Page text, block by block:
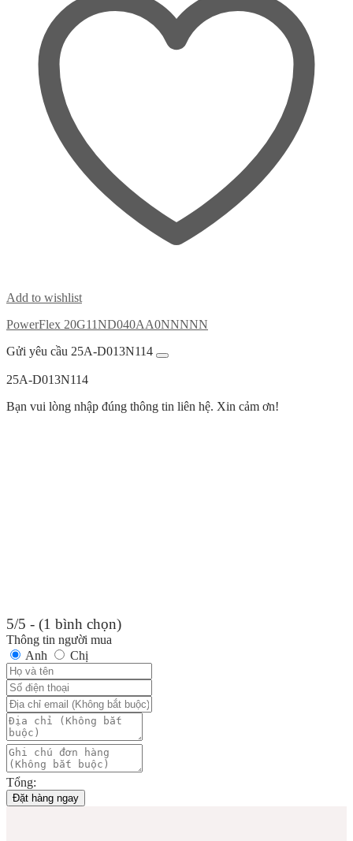
Add to wishlist
PowerFlex 20G11ND040AA0NNNNN
Gửi yêu cầu 25A-D013N114
25A-D013N114
Bạn vui lòng nhập đúng thông tin liên hệ. Xin cảm ơn!
5/5 - (1 bình chọn)
Thông tin người mua
Anh
Chị
Tổng:
Đặt hàng ngay